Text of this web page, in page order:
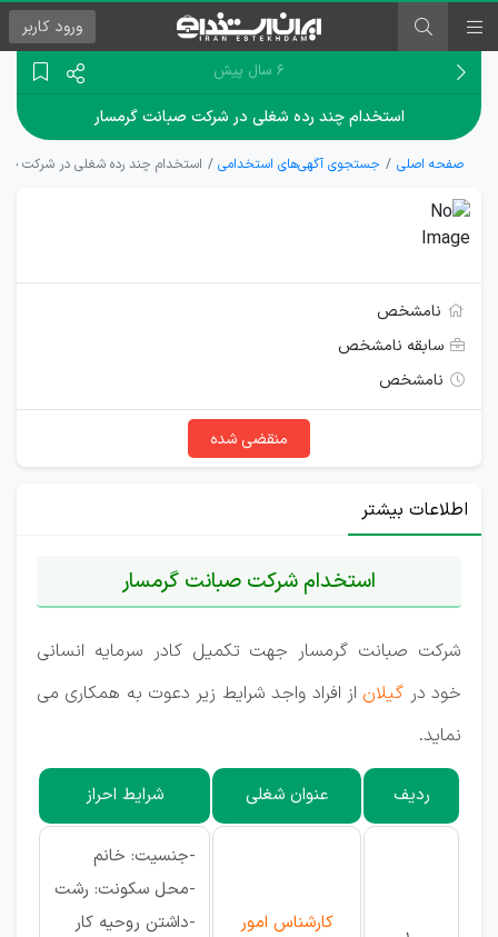
ورود کاربر
۶ سال پیش
استخدام چند رده شغلی در شرکت صبانت گرمسار
صفحه اصلی جستجوی آگهی‌های استخدامی استخدام چند رده شغلی در شرکت
نامشخص
سابقه نامشخص
نامشخص
منقضی شده
اطلاعات بیشتر
استخدام شرکت صبانت گرمسار
شرکت صبانت گرمسار جهت تکمیل کادر سرمایه انسانی
خود در گیلان از افراد واجد شرایط زیر دعوت به همکاری می
نماید.
ردیف عنوان شغلی شرایط احراز
کارشناس امور
-جنسیت: خانم
-محل سکونت: رشت
-داشتن روحیه کار